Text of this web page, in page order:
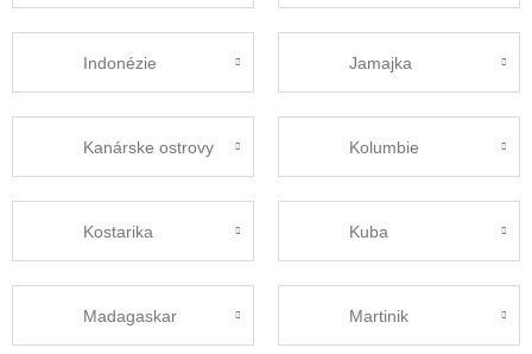
Indonézie Jamajka
Kanárske ostrovy Kolumbie
Kostarika Kuba
Madagaskar Martinik